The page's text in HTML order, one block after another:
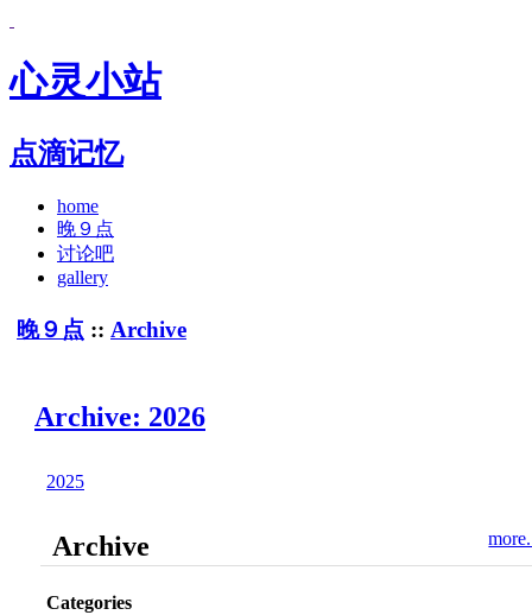
心灵小站
点滴记忆
home
晚９点
讨论吧
gallery
晚９点 :: Archive
Archive: 2026
2025
Archive
Categories